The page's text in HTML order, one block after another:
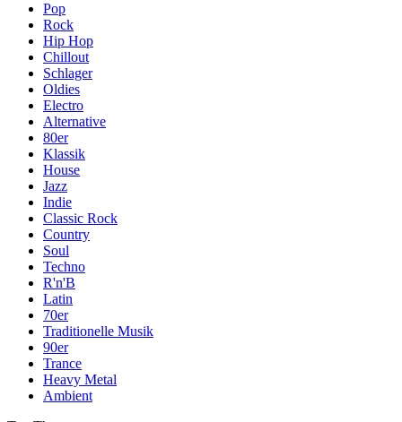
Pop
Rock
Hip Hop
Chillout
Schlager
Oldies
Electro
Alternative
80er
Klassik
House
Jazz
Indie
Classic Rock
Country
Soul
Techno
R'n'B
Latin
70er
Traditionelle Musik
90er
Trance
Heavy Metal
Ambient